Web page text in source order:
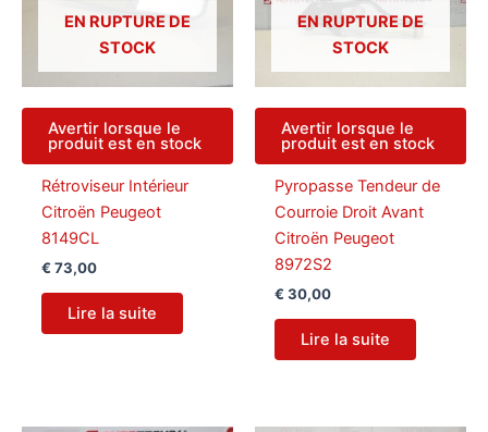
EN RUPTURE DE
STOCK
Avertir lorsque le
produit est en stock
Rétroviseur Intérieur
Citroën Peugeot
8149CL
€ 73,00
Lire la suite
EN RUPTURE DE
STOCK
Avertir lorsque le
produit est en stock
Pyropasse Tendeur de
Courroie Droit Avant
Citroën Peugeot
8972S2
€ 30,00
Lire la suite